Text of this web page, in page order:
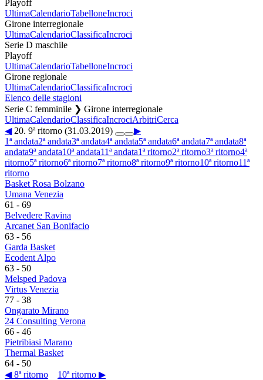
Playoff
UltimaCalendarioTabelloneIncroci
Girone interregionale
UltimaCalendarioClassificaIncroci
Serie D maschile
Playoff
UltimaCalendarioTabelloneIncroci
Girone regionale
UltimaCalendarioClassificaIncroci
Elenco delle stagioni
Serie C femminile ❯ Girone interregionale
UltimaCalendarioClassificaIncrociArbitriCerca
◀20. 9ª ritorno (31.03.2019)
▶
1ª andata2ª andata3ª andata4ª andata5ª andata6ª andata7ª andata8ª
andata9ª andata10ª andata11ª andata1ª ritorno2ª ritorno3ª ritorno4ª
ritorno5ª ritorno6ª ritorno7ª ritorno8ª ritorno9ª ritorno10ª ritorno11ª
ritorno
Basket Rosa Bolzano
Umana Venezia
61 - 69
Belvedere Ravina
Arcanet San Bonifacio
63 - 56
Garda Basket
Ecodent Alpo
63 - 50
Melsped Padova
Virtus Venezia
77 - 38
Ongarato Mirano
24 Consulting Verona
66 - 46
Pietribiasi Marano
Thermal Basket
64 - 50
◀ 8ª ritorno
10ª ritorno ▶